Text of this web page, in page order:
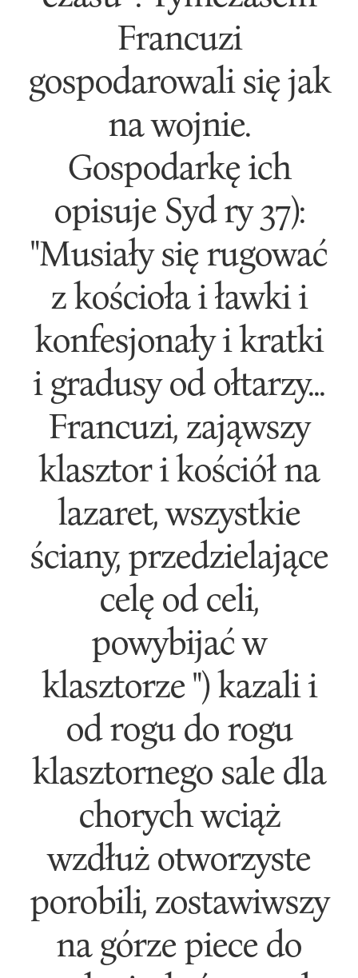
Francuzi
gospodarowali się jak
na wojnie.
Gospodarkę ich
opisuje Syd ry 37):
"Musiały się rugować
z kościoła i ławki i
konfesjonały i kratki
i gradusy od ołtarzy...
Francuzi, zająwszy
klasztor i kościół na
lazaret, wszystkie
ściany, przedzielające
celę od celi,
powybijać w
klasztorze ") kazali i
od rogu do rogu
klasztornego sale dla
chorych wciąż
wzdłuż otworzyste
porobili, zostawiwszy
na górze piece do